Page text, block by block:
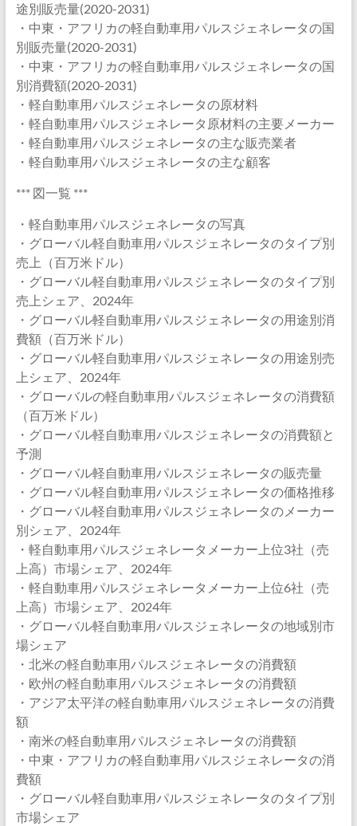
途別販売量(2020-2031)
・中東・アフリカの軽自動車用パルスジェネレータの国
別販売量(2020-2031)
・中東・アフリカの軽自動車用パルスジェネレータの国
別消費額(2020-2031)
・軽自動車用パルスジェネレータの原材料
・軽自動車用パルスジェネレータ原材料の主要メーカー
・軽自動車用パルスジェネレータの主な販売業者
・軽自動車用パルスジェネレータの主な顧客
*** 図一覧 ***
・軽自動車用パルスジェネレータの写真
・グローバル軽自動車用パルスジェネレータのタイプ別
売上（百万米ドル）
・グローバル軽自動車用パルスジェネレータのタイプ別
売上シェア、2024年
・グローバル軽自動車用パルスジェネレータの用途別消
費額（百万米ドル）
・グローバル軽自動車用パルスジェネレータの用途別売
上シェア、2024年
・グローバルの軽自動車用パルスジェネレータの消費額
（百万米ドル）
・グローバル軽自動車用パルスジェネレータの消費額と
予測
・グローバル軽自動車用パルスジェネレータの販売量
・グローバル軽自動車用パルスジェネレータの価格推移
・グローバル軽自動車用パルスジェネレータのメーカー
別シェア、2024年
・軽自動車用パルスジェネレータメーカー上位3社（売
上高）市場シェア、2024年
・軽自動車用パルスジェネレータメーカー上位6社（売
上高）市場シェア、2024年
・グローバル軽自動車用パルスジェネレータの地域別市
場シェア
・北米の軽自動車用パルスジェネレータの消費額
・欧州の軽自動車用パルスジェネレータの消費額
・アジア太平洋の軽自動車用パルスジェネレータの消費
額
・南米の軽自動車用パルスジェネレータの消費額
・中東・アフリカの軽自動車用パルスジェネレータの消
費額
・グローバル軽自動車用パルスジェネレータのタイプ別
市場シェア